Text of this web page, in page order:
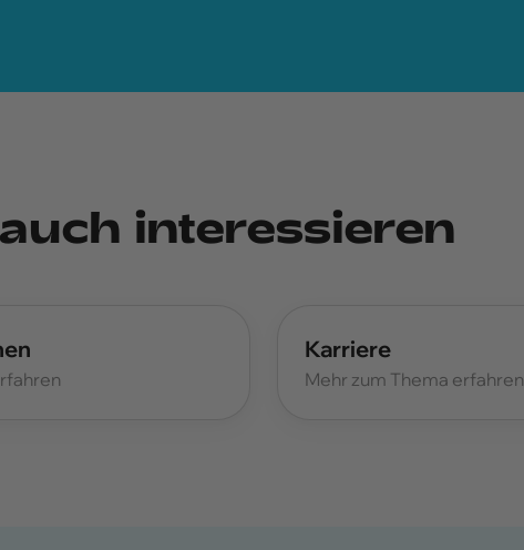
interessieren
Karriere
Mehr zum Thema erfahren